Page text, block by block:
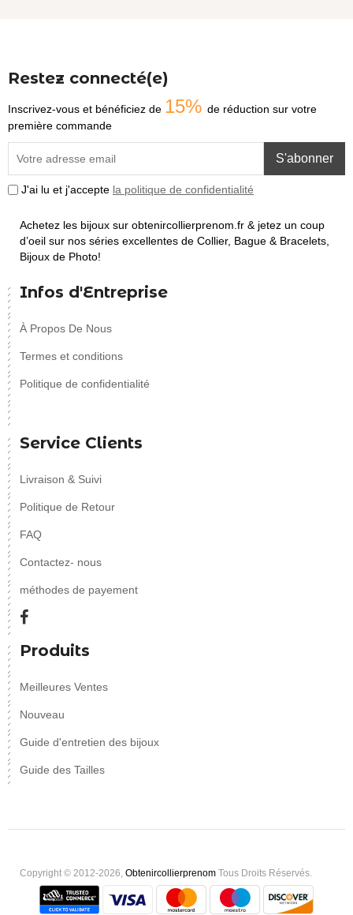
Restez connecté(e)
Inscrivez-vous et bénéficiez de 15% de réduction sur votre
première commande
S'abonner
J'ai lu et j'accepte la politique de confidentialité
Achetez les bijoux sur obtenircollierprenom.fr & jetez un coup
d’oeil sur nos séries excellentes de Collier, Bague & Bracelets,
Bijoux de Photo!
Infos d'Entreprise
À Propos De Nous
Termes et conditions
Politique de confidentialité
Service Clients
Livraison & Suivi
Politique de Retour
FAQ
Contactez- nous
méthodes de payement
Produits
Meilleures Ventes
Nouveau
Guide d'entretien des bijoux
Guide des Tailles
Copyright © 2012-2026, Obtenircollierprenom Tous Droits Réservés.